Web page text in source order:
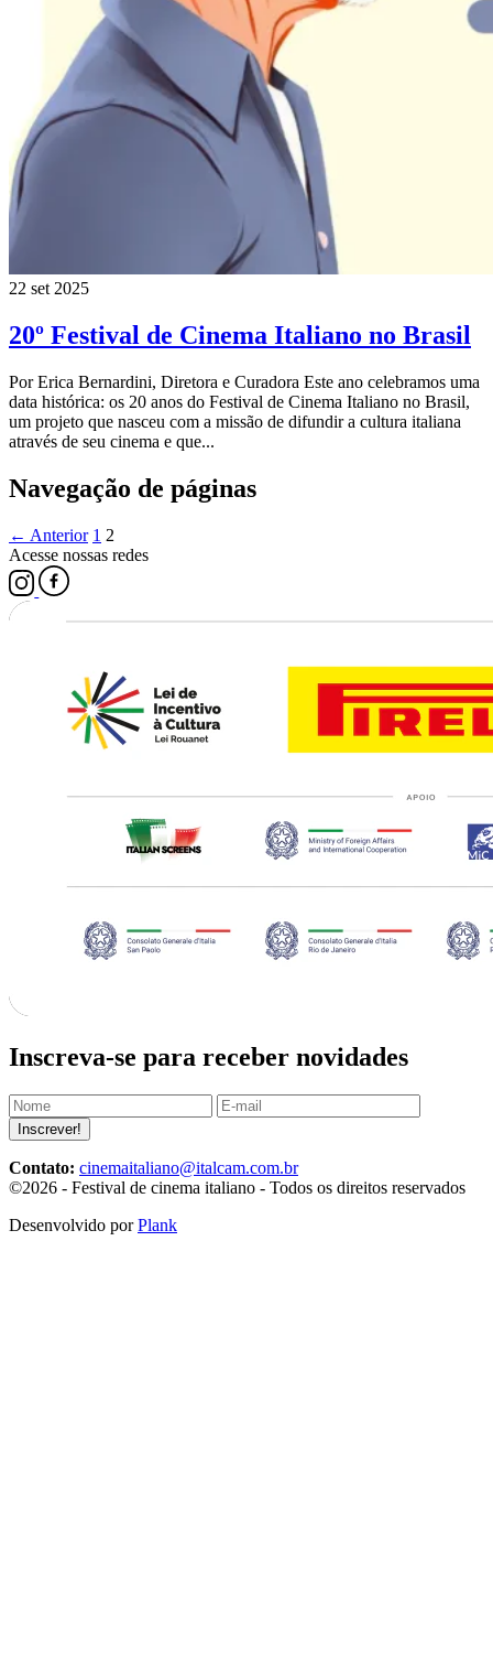
22 set 2025
20º Festival de Cinema Italiano no Brasil
Por Erica Bernardini, Diretora e Curadora Este ano celebramos uma
data histórica: os 20 anos do Festival de Cinema Italiano no Brasil,
um projeto que nasceu com a missão de difundir a cultura italiana
através de seu cinema e que...
Navegação de páginas
← Anterior 1 2
Acesse nossas redes
Inscreva-se para receber novidades
Inscrever!
Contato: cinemaitaliano@italcam.com.br
©2026 - Festival de cinema italiano - Todos os direitos reservados
Desenvolvido porPlank